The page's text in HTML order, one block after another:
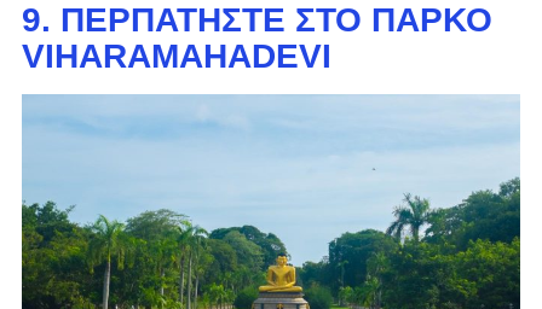
9. ΠΕΡΠΑΤΉΣΤΕ ΣΤΟ ΠΆΡΚΟ
VIHARAMAHADEVI